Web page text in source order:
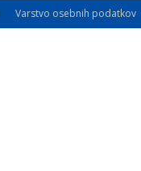
Varstvo osebnih podatkov